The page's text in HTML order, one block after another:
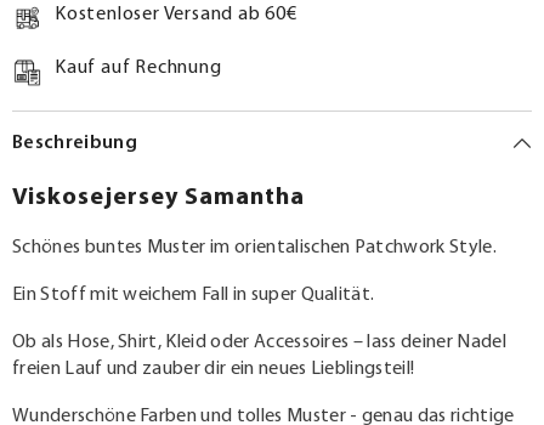
Kostenloser Versand ab 60€
Kauf auf Rechnung
Beschreibung
Viskosejersey Samantha
Schönes buntes Muster im orientalischen Patchwork Style.
Ein Stoff mit weichem Fall in super Qualität.
Ob als Hose, Shirt, Kleid oder Accessoires – lass deiner Nadel
freien Lauf und zauber dir ein neues Lieblingsteil!
Wunderschöne Farben und tolles Muster - genau das richtige